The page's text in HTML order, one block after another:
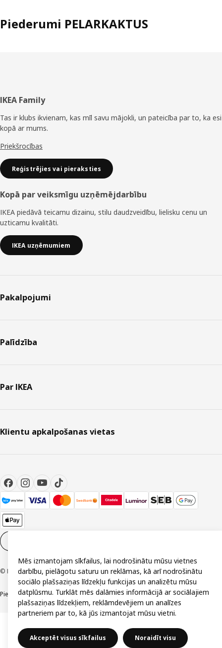
Piederumi PELARKAKTUS
Kājene
IKEA Family
Tas ir klubs ikvienam, kas mīl savu mājokli, un pateicība par to, ka esi
kopā ar mums.
Priekšrocības
Reģistrējies vai pieraksties
Kopā par veiksmīgu uzņēmējdarbību
IKEA piedāvā teicamu dizainu, stilu daudzveidību, lielisku cenu un
uzticamu kvalitāti.
IKEA uzņēmumiem
Pakalpojumi
Palīdzība
Par IKEA
Klientu apkalpošanas vietas
© Inter IKEA Systems B.V. 1999-2026
PiekļūstamībaVispārīgi noteikumi Privātuma un sīkdatņu politikaKontakti
Mēs izmantojam sīkfailus, lai nodrošinātu mūsu vietnes
darbību, pielāgotu saturu un reklāmas, kā arī nodrošinātu
sociālo plašsaziņas līdzekļu funkcijas un analizētu mūsu
datplūsmu. Turklāt mēs dalāmies informācijā ar sociālajiem
plašsaziņas līdzekļiem, reklāmdevējiem un analīzes
partneriem par to, kā jūs izmantojat mūsu vietni.
Akceptēt visus sīkfailus Noraidīt visu